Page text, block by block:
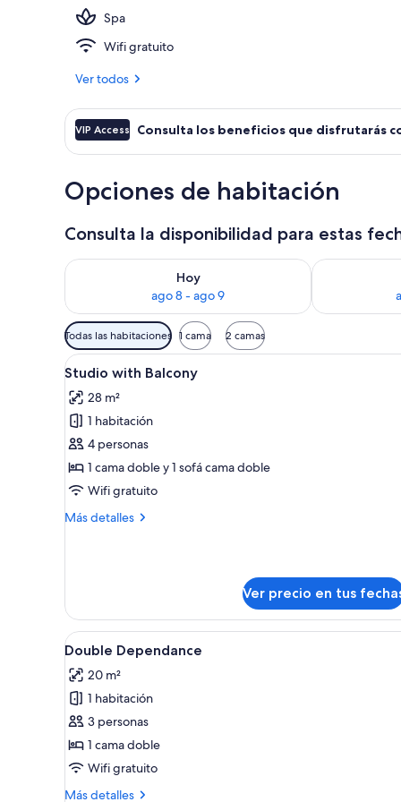
Spa
Wifi gratuito
Ver todos
VIP Access Consulta los beneficios que disfrutarás
Opciones de habitación
Consulta la disponibilidad para estas
Hoy
ago 8 - ago 9
Consulta la disponibilidad para hoy ago 8 - ago 9
Consulta la
Filtros
disponibles
para
las
habitaciones
Todas las habitaciones 1 cama 2 camas
Ver
todas
las
fotos
de
Studio
with
Habitación de hotel con una
5
Studio with Balcony
28 m²
1 habitación
4 personas
1 cama doble y 1 sofá cama doble
Wifi gratuito
Más detalles
Más
Ver precio en tus
Ver
todas
las
fotos
de
Double
Dependance
Un dormitorio con techo de
7
Double Dependance
20 m²
1 habitación
3 personas
1 cama doble
Wifi gratuito
Más detalles
Más